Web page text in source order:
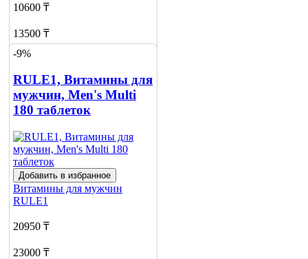
10600 ₸
13500 ₸
Добавить в корзину
-9%
RULE1, Витамины для
мужчин, Men's Multi
180 таблеток
Добавить в избранное
Витамины для мужчин
RULE1
20950 ₸
23000 ₸